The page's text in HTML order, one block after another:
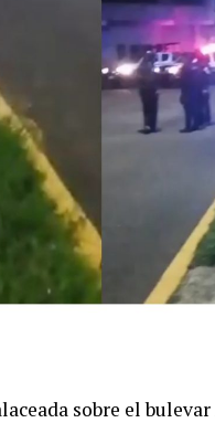
sobre el